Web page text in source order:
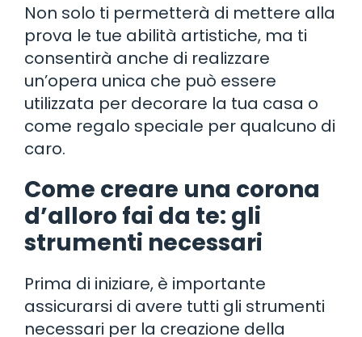
Non solo ti permetterà di mettere alla
prova le tue abilità artistiche, ma ti
consentirà anche di realizzare
un’opera unica che può essere
utilizzata per decorare la tua casa o
come regalo speciale per qualcuno di
caro.
Come creare una corona
d’alloro fai da te: gli
strumenti necessari
Prima di iniziare, è importante
assicurarsi di avere tutti gli strumenti
necessari per la creazione della